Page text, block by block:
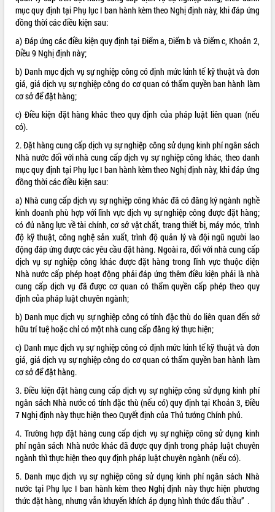
THỐNG KÊ TRUY CẬP
Hôm nay:
27471
Tất cả: 66072794
mục quy định tại Phụ lục I ban hành kèm theo Nghị định này, khi đáp ứng
đồng thời các điều kiện sau:
a) Đáp ứng các điều kiện quy định tại Điểm a, Điểm b và Điểm c, Khoản 2,
Điều 9 Nghị định này;
b) Danh mục dịch vụ sự nghiệp công có định mức kinh tế kỹ thuật và đơn
giá, giá dịch vụ sự nghiệp công do cơ quan có thẩm quyền ban hành làm
cơ sở để đặt hàng;
c) Điều kiện đặt hàng khác theo quy định của pháp luật liên quan (nếu
có).
2. Đặt hàng cung cấp dịch vụ sự nghiệp công sử dụng kinh phí ngân sách
Nhà nước đối với nhà cung cấp dịch vụ sự nghiệp công khác, theo danh
mục quy định tại Phụ lục I ban hành kèm theo Nghị định này, khi đáp ứng
đồng thời các điều kiện sau:
a) Nhà cung cấp dịch vụ sự nghiệp công khác đã có đăng ký ngành nghề
kinh doanh phù hợp với lĩnh vực dịch vụ sự nghiệp công được đặt hàng;
có đủ năng lực về tài chính, cơ sở vật chất, trang thiết bị, máy móc, trình
độ kỹ thuật, công nghệ sản xuất, trình độ quản lý và đội ngũ người lao
động đáp ứng được các yêu cầu đặt hàng. Ngoài ra, đối với nhà cung cấp
dịch vụ sự nghiệp công khác được đặt hàng trong lĩnh vực thuộc diện
Nhà nước cấp phép hoạt động phải đáp ứng thêm điều kiện phải là nhà
cung cấp dịch vụ đã được cơ quan có thẩm quyền cấp phép theo quy
định của pháp luật chuyên ngành;
b) Danh mục dịch vụ sự nghiệp công có tính đặc thù do liên quan đến sở
hữu trí tuệ hoặc chỉ có một nhà cung cấp đăng ký thực hiện;
c) Danh mục dịch vụ sự nghiệp công có định mức kinh tế kỹ thuật và đơn
giá, giá dịch vụ sự nghiệp công do cơ quan có thẩm quyền ban hành làm
cơ sở để đặt hàng.
3. Điều kiện đặt hàng cung cấp dịch vụ sự nghiệp công sử dụng kinh phí
ngân sách Nhà nước có tính đặc thù (nếu có) quy định tại Khoản 3, Điều
7 Nghị định này thực hiện theo Quyết định của Thủ tướng Chính phủ.
4. Trường hợp đặt hàng cung cấp dịch vụ sự nghiệp công sử dụng kinh
phí ngân sách Nhà nước khác đã được quy định trong pháp luật chuyên
ngành thì thực hiện theo quy định pháp luật chuyên ngành (nếu có).
5. Danh mục dịch vụ sự nghiệp công sử dụng kinh phí ngân sách Nhà
nước tại Phụ lục I ban hành kèm theo Nghị định này thực hiện phương
thức đặt hàng, nhưng vẫn khuyến khích áp dụng hình thức đấu thầu” .